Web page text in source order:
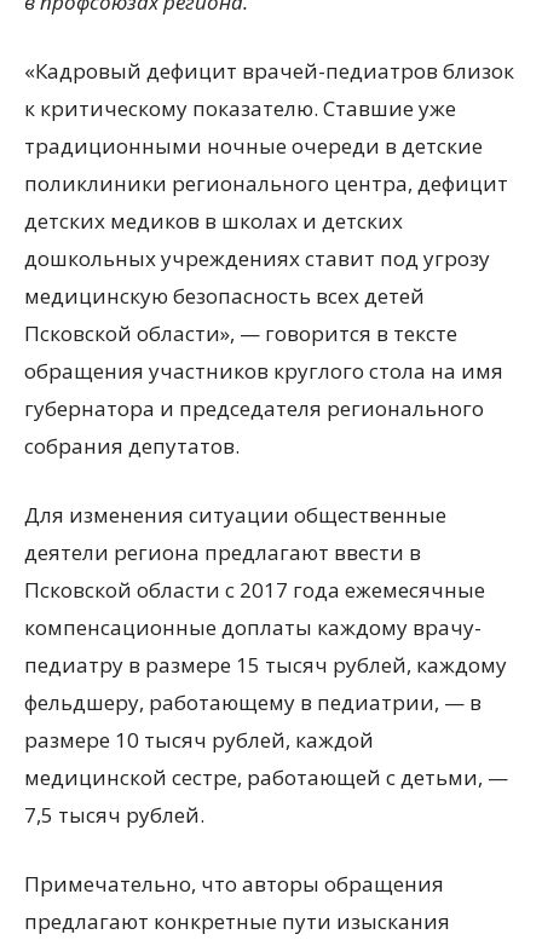
«Кадровый дефицит врачей-педиатров близок
к критическому показателю. Ставшие уже
традиционными ночные очереди в детские
поликлиники регионального центра, дефицит
детских медиков в школах и детских
дошкольных учреждениях ставит под угрозу
медицинскую безопасность всех детей
Псковской области», — говорится в тексте
обращения участников круглого стола на имя
губернатора и председателя регионального
собрания депутатов.
Для изменения ситуации общественные
деятели региона предлагают ввести в
Псковской области с 2017 года ежемесячные
компенсационные доплаты каждому врачу-
педиатру в размере 15 тысяч рублей, каждому
фельдшеру, работающему в педиатрии, — в
размере 10 тысяч рублей, каждой
медицинской сестре, работающей с детьми, —
7,5 тысяч рублей.
Примечательно, что авторы обращения
предлагают конкретные пути изыскания